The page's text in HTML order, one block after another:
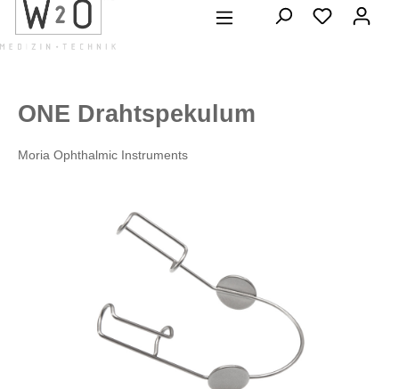
springen
ONE Drahtspekulum
Moria Ophthalmic Instruments